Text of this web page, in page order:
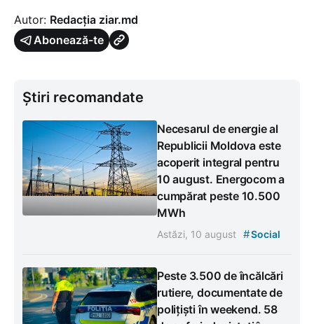
Autor: Redacția ziar.md
Abonează-te
Știri recomandate
Necesarul de energie al
Republicii Moldova este
acoperit integral pentru
10 august. Energocom a
cumpărat peste 10.500
MWh
Astăzi, 10 august #Social
Peste 3.500 de încălcări
rutiere, documentate de
polițiști în weekend. 58